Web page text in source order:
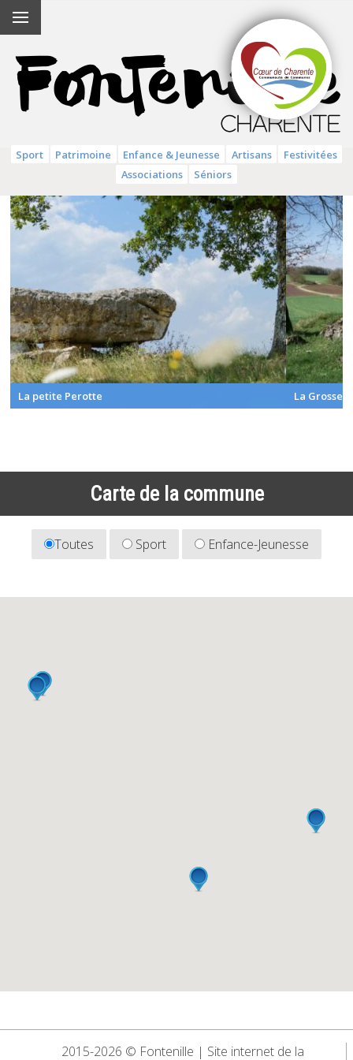
Sport Patrimoine Enfance & Jeunesse Artisans
Festivitées
Associations
Séniors
La petite Perotte La Grosse
Carte de la commune
Toutes Sport Enfance-Jeunesse
2015-2026 © Fontenille | Site internet de la